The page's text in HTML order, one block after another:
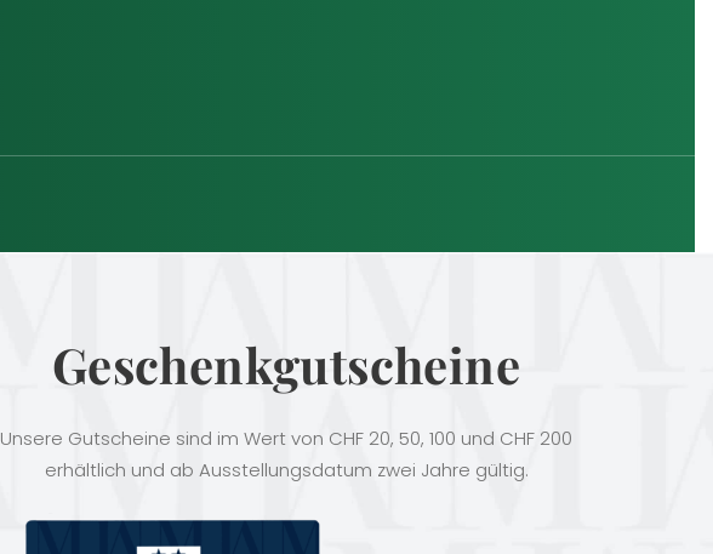
Geschenkgutscheine
Unsere Gutscheine sind im Wert von CHF 20, 50, 100 und CHF 200
erhältlich und ab Ausstellungsdatum zwei Jahre gültig.